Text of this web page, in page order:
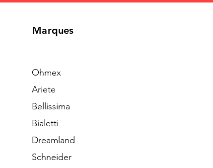
Marques
Ohmex
Ariete
Bellissima
Bialetti
Dreamland
Schneider